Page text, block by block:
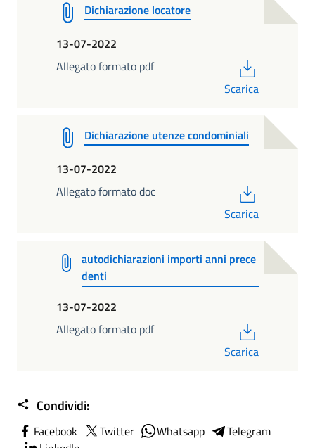
Dichiarazione locatore
13-07-2022
Allegato formato pdf
Scarica
Dichiarazione utenze condominiali
13-07-2022
Allegato formato doc
Scarica
autodichiarazioni importi anni prece
denti
13-07-2022
Allegato formato pdf
Scarica
Condividi:
Facebook Twitter Whatsapp
Telegram